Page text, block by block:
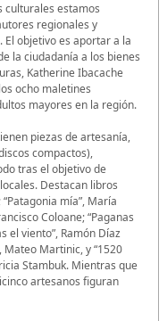
culturales estamos
regionales y
objetivo es aportar a la
la ciudadanía a los bienes
Katherine Ibacache
ocho maletines
mayores en la región.
piezas de artesanía,
compactos),
tras el objetivo de
Destacan libros
mía”, María
Coloane; “Paganas
el viento”, Ramón Díaz
Mateo Martinic, y “1520
Stambuk. Mientras que
artesanos figuran